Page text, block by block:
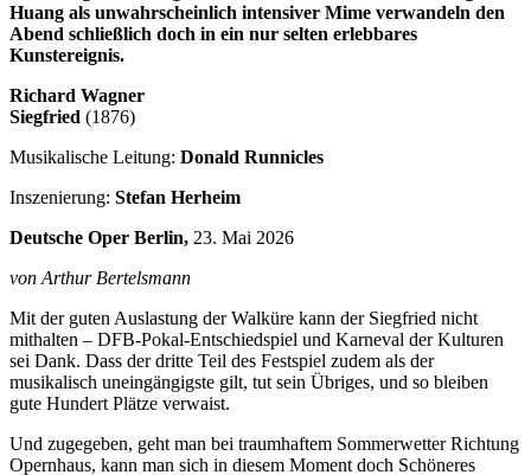
Huang als unwahrscheinlich intensiver Mime verwandeln den
Abend schließlich doch in ein nur selten erlebbares
Kunstereignis.
Richard Wagner
Siegfried (1876)
Musikalische Leitung: Donald Runnicles
Inszenierung: Stefan Herheim
Deutsche Oper Berlin, 23. Mai 2026
von Arthur Bertelsmann
Mit der guten Auslastung der Walküre kann der Siegfried nicht
mithalten – DFB-Pokal-Entschiedspiel und Karneval der Kulturen
sei Dank. Dass der dritte Teil des Festspiel zudem als der
musikalisch uneingängigste gilt, tut sein Übriges, und so bleiben
gute Hundert Plätze verwaist.
Und zugegeben, geht man bei traumhaftem Sommerwetter Richtung
Opernhaus, kann man sich in diesem Moment doch Schöneres